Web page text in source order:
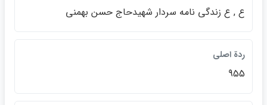
ع , ع زندگي نامه سردار شهيدحاج حسن بهمني
ردة اصلي
955